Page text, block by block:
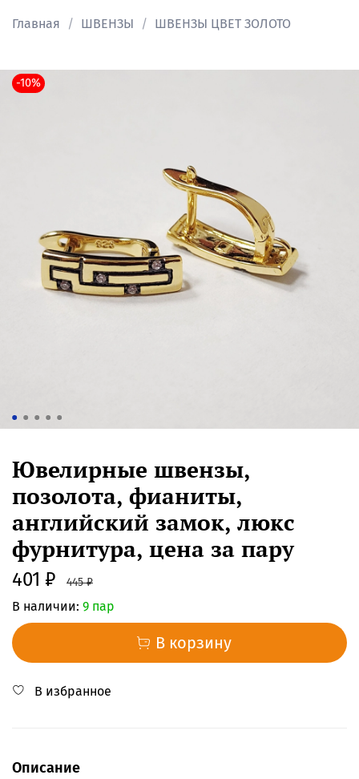
Главная ШВЕНЗЫ ШВЕНЗЫ ЦВЕТ ЗОЛОТО
-10%
Ювелирные швензы,
позолота, фианиты,
английский замок, люкс
фурнитура, цена за пару
401 ₽ 445 ₽
В наличии: 9 пар
В корзину
В избранное
Описание